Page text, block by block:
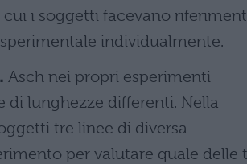
cui i soggetti facevano
individualmente.
Asch nei propri esperimenti
lunghezze differenti. Nella
tre linee di diversa
per valutare quale delle